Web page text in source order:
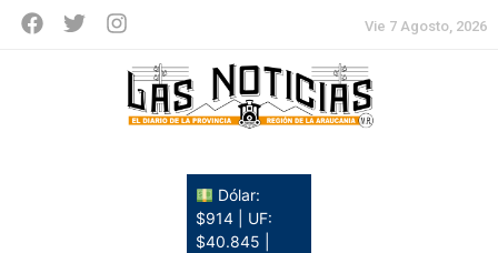
Vie 7 Agosto, 2026
Dólar:
$914 | UF:
$40.845 |